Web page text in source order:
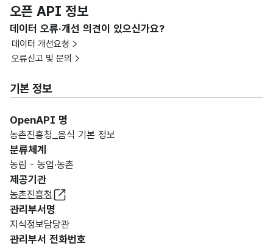
오픈 API 정보
데이터 오류·개선 의견이 있으신가요?
데이터 개선요청
오류신고 및 문의
기본 정보
OpenAPI 명
농촌진흥청_음식 기본 정보
분류체계
농림 - 농업·농촌
제공기관
농촌진흥청
관리부서명
지식정보담당관
관리부서 전화번호